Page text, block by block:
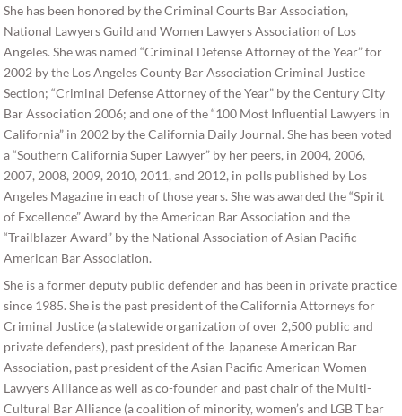
She has been honored by the Criminal Courts Bar Association,
National Lawyers Guild and Women Lawyers Association of Los
Angeles. She was named “Criminal Defense Attorney of the Year” for
2002 by the Los Angeles County Bar Association Criminal Justice
Section; “Criminal Defense Attorney of the Year” by the Century City
Bar Association 2006; and one of the “100 Most Influential Lawyers in
California” in 2002 by the California Daily Journal. She has been voted
a “Southern California Super Lawyer” by her peers, in 2004, 2006,
2007, 2008, 2009, 2010, 2011, and 2012, in polls published by Los
Angeles Magazine in each of those years. She was awarded the “Spirit
of Excellence” Award by the American Bar Association and the
“Trailblazer Award” by the National Association of Asian Pacific
American Bar Association.
She is a former deputy public defender and has been in private practice
since 1985. She is the past president of the California Attorneys for
Criminal Justice (a statewide organization of over 2,500 public and
private defenders), past president of the Japanese American Bar
Association, past president of the Asian Pacific American Women
Lawyers Alliance as well as co-founder and past chair of the Multi-
Cultural Bar Alliance (a coalition of minority, women’s and LGB T bar